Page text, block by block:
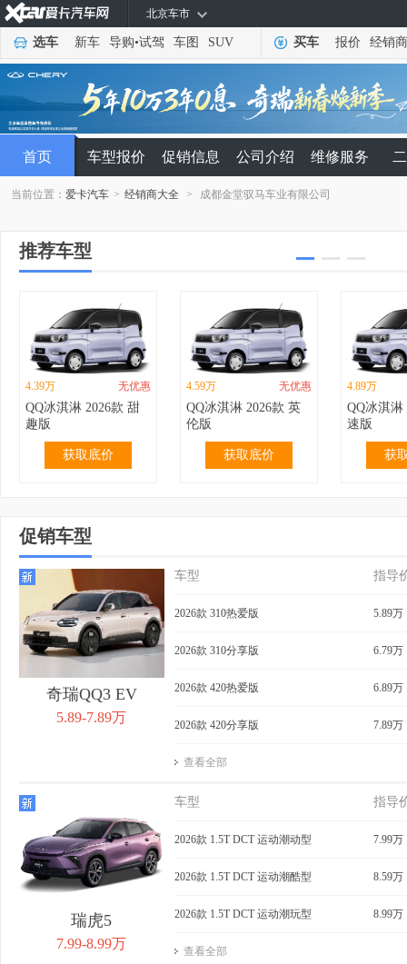
北京车市
选车 新车 导购•试驾 车图 SUV 买车 报价 经销商
首页 车型报价 促销信息 公司介绍 维修服务
当前位置：爱卡汽车 > 经销商大全 > 成都金堂驭马车业有限公司
推荐车型
4.39万 无优惠
QQ冰淇淋 2026款 甜
趣版
获取底价
4.59万 无优惠
QQ冰淇淋 2026款 英
伦版
获取底价
4.89万
QQ冰淇淋
速版
获
2.99万
QQ冰淇淋 2024款 青
春版 120km 奶昔
获取底价
3.19万
春版 120km 香草
获取底价
3.69万
205km 圣
获
QQ冰淇淋 2024款 青
春版 205km 奶昔
获取底价
4.39万
205km 元气版
获取底价
QQ冰淇
205km 元
获
促销车型
奇瑞QQ3 EV
5.89-7.89万
车型 指导
2026款 310热爱版 5.89万
2026款 310分享版 6.79万
2026款 420热爱版 6.89万
2026款 420分享版 7.89万
查看全部
瑞虎5
7.99-8.99万
车型 指导
2026款 1.5T DCT 运动潮动型 7.99万
2026款 1.5T DCT 运动潮酷型 8.59万
2026款 1.5T DCT 运动潮玩型 8.99万
查看全部